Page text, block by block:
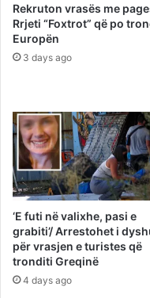
Rekruton vrasës me
Rrjeti “Foxtrot” që po
Europën
3 days ago
‘E futi në valixhe, pasi e
grabiti’/ Arrestohet i
për vrasjen e turistes që
tronditi Greqinë
4 days ago